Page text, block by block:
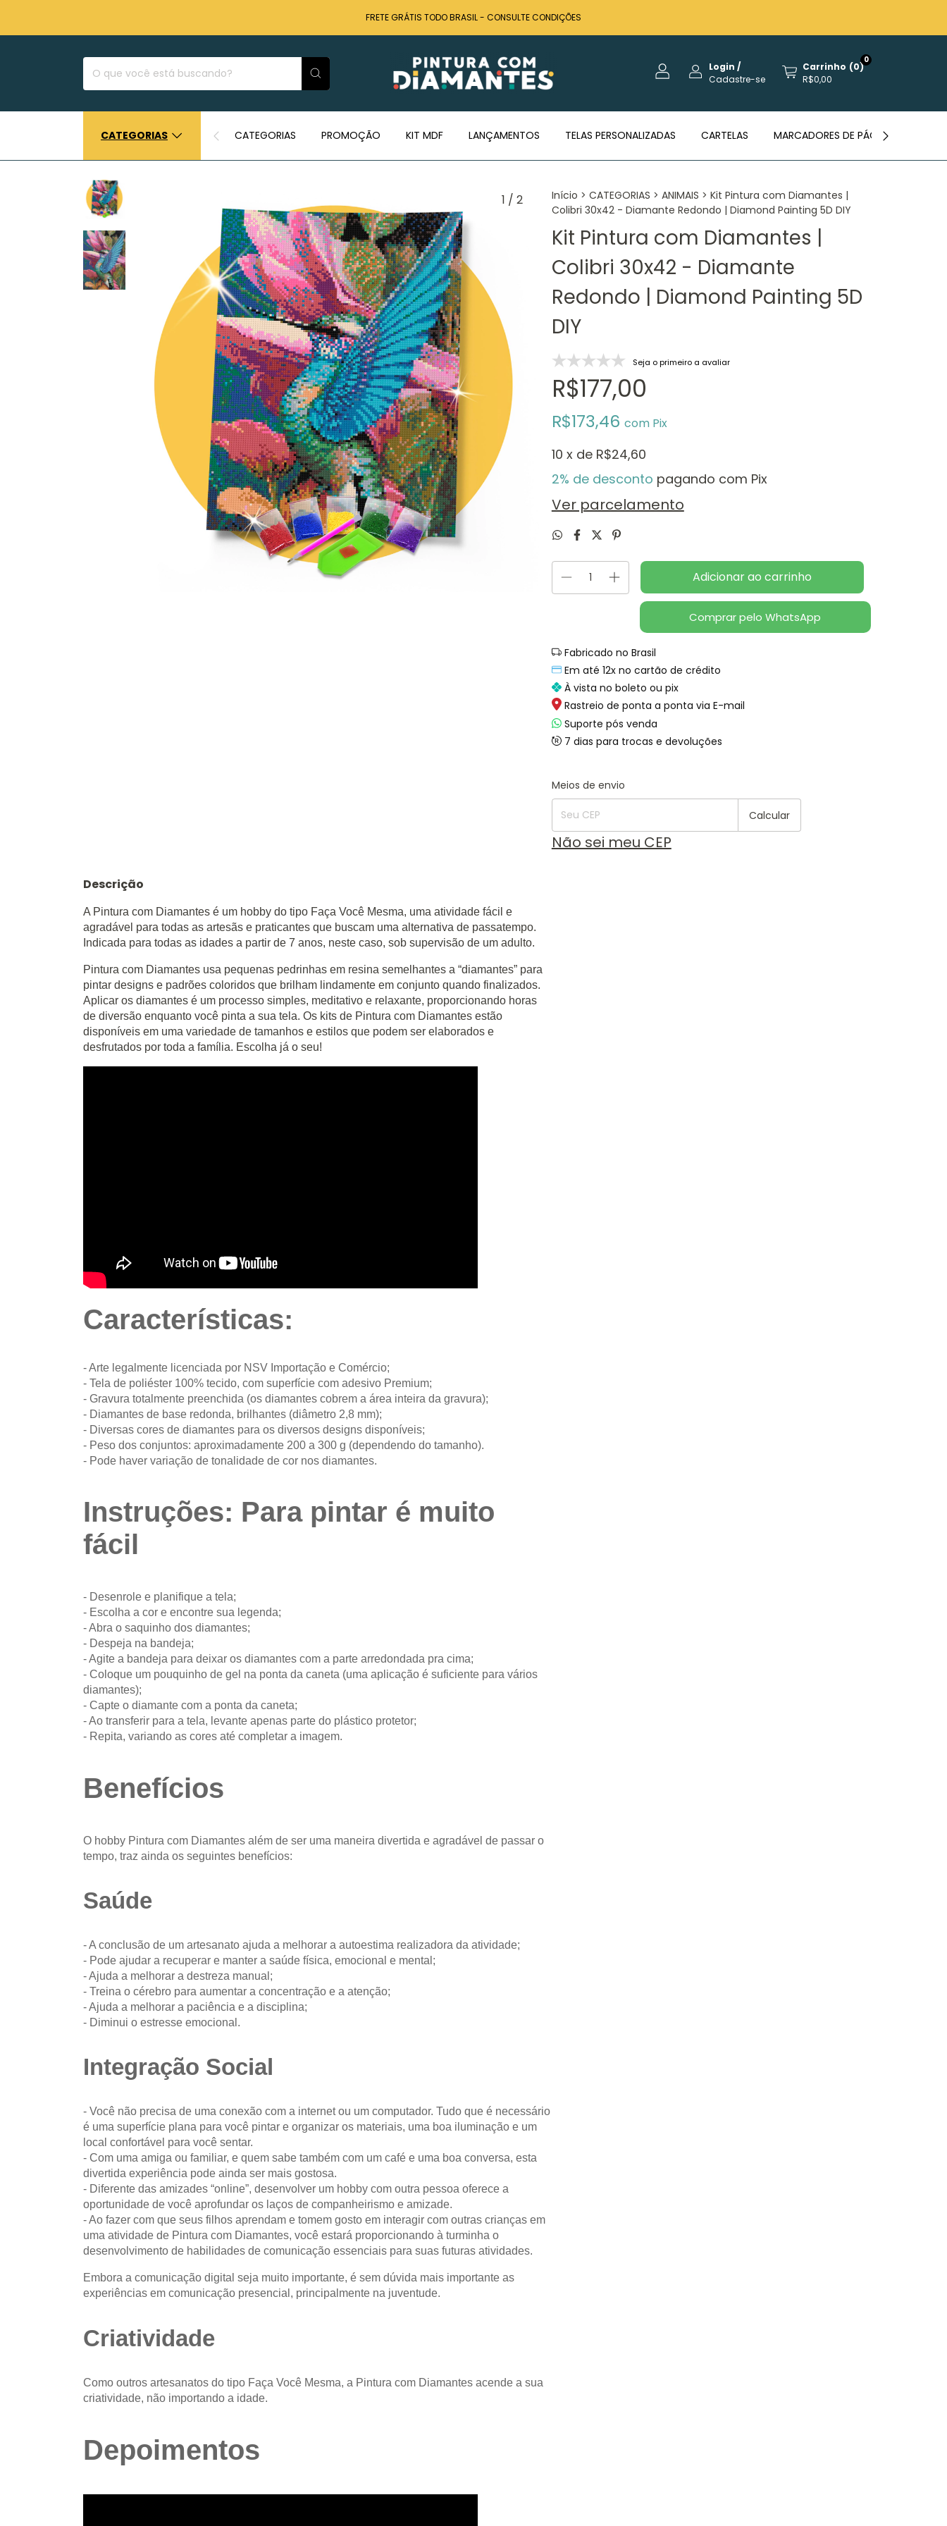
FRETE GRÁTIS TODO BRASIL - CONSULTE CONDIÇÕES
Login /
Cadastre-se
0
Carrinho (0)
R$0,00
CATEGORIAS CATEGORIAS PROMOÇÃO KIT MDF LANÇAMENTOS TELAS PERSONALIZADAS CARTELAS MARCADORES DE PÁGINAS
1 / 2 Início > CATEGORIAS > ANIMAIS > Kit Pintura com Diamantes |
Colibri 30x42 - Diamante Redondo | Diamond Painting 5D DIY
Kit Pintura com Diamantes |
Colibri 30x42 - Diamante
Redondo | Diamond Painting 5D
DIY
Seja o primeiro a avaliar
R$177,00
R$173,46 com Pix
10 x de R$24,60
2% de desconto pagando com Pix
Ver parcelamento
Comprar pelo WhatsApp
Fabricado no Brasil
Em até 12x no cartão de crédito
À vista no boleto ou pix
Rastreio de ponta a ponta via E-mail
Suporte pós venda
7 dias para trocas e devoluções
Entregas para o CEP:
Meios de envio
Calcular
Não sei meu CEP
Descrição
A Pintura com Diamantes é um hobby do tipo Faça Você Mesma, uma atividade fácil e
agradável para todas as artesãs e praticantes que buscam uma alternativa de passatempo.
Indicada para todas as idades a partir de 7 anos, neste caso, sob supervisão de um adulto.
Pintura com Diamantes usa pequenas pedrinhas em resina semelhantes a “diamantes” para
pintar designs e padrões coloridos que brilham lindamente em conjunto quando finalizados.
Aplicar os diamantes é um processo simples, meditativo e relaxante, proporcionando horas
de diversão enquanto você pinta a sua tela. Os kits de Pintura com Diamantes estão
disponíveis em uma variedade de tamanhos e estilos que podem ser elaborados e
desfrutados por toda a família. Escolha já o seu!
Características:
- Arte legalmente licenciada por NSV Importação e Comércio;
- Tela de poliéster 100% tecido, com superfície com adesivo Premium;
- Gravura totalmente preenchida (os diamantes cobrem a área inteira da gravura);
- Diamantes de base redonda, brilhantes (diâmetro 2,8 mm);
- Diversas cores de diamantes para os diversos designs disponíveis;
- Peso dos conjuntos: aproximadamente 200 a 300 g (dependendo do tamanho).
- Pode haver variação de tonalidade de cor nos diamantes.
Instruções: Para pintar é muito
fácil
- Desenrole e planifique a tela;
- Escolha a cor e encontre sua legenda;
- Abra o saquinho dos diamantes;
- Despeja na bandeja;
- Agite a bandeja para deixar os diamantes com a parte arredondada pra cima;
- Coloque um pouquinho de gel na ponta da caneta (uma aplicação é suficiente para vários
diamantes);
- Capte o diamante com a ponta da caneta;
- Ao transferir para a tela, levante apenas parte do plástico protetor;
- Repita, variando as cores até completar a imagem.
Benefícios
O hobby Pintura com Diamantes além de ser uma maneira divertida e agradável de passar o
tempo, traz ainda os seguintes benefícios:
Saúde
- A conclusão de um artesanato ajuda a melhorar a autoestima realizadora da atividade;
- Pode ajudar a recuperar e manter a saúde física, emocional e mental;
- Ajuda a melhorar a destreza manual;
- Treina o cérebro para aumentar a concentração e a atenção;
- Ajuda a melhorar a paciência e a disciplina;
- Diminui o estresse emocional.
Integração Social
- Você não precisa de uma conexão com a internet ou um computador. Tudo que é necessário
é uma superfície plana para você pintar e organizar os materiais, uma boa iluminação e um
local confortável para você sentar.
- Com uma amiga ou familiar, e quem sabe também com um café e uma boa conversa, esta
divertida experiência pode ainda ser mais gostosa.
- Diferente das amizades “online”, desenvolver um hobby com outra pessoa oferece a
oportunidade de você aprofundar os laços de companheirismo e amizade.
- Ao fazer com que seus filhos aprendam e tomem gosto em interagir com outras crianças em
uma atividade de Pintura com Diamantes, você estará proporcionando à turminha o
desenvolvimento de habilidades de comunicação essenciais para suas futuras atividades.
Embora a comunicação digital seja muito importante, é sem dúvida mais importante as
experiências em comunicação presencial, principalmente na juventude.
Criatividade
Como outros artesanatos do tipo Faça Você Mesma, a Pintura com Diamantes acende a sua
criatividade, não importando a idade.
Depoimentos